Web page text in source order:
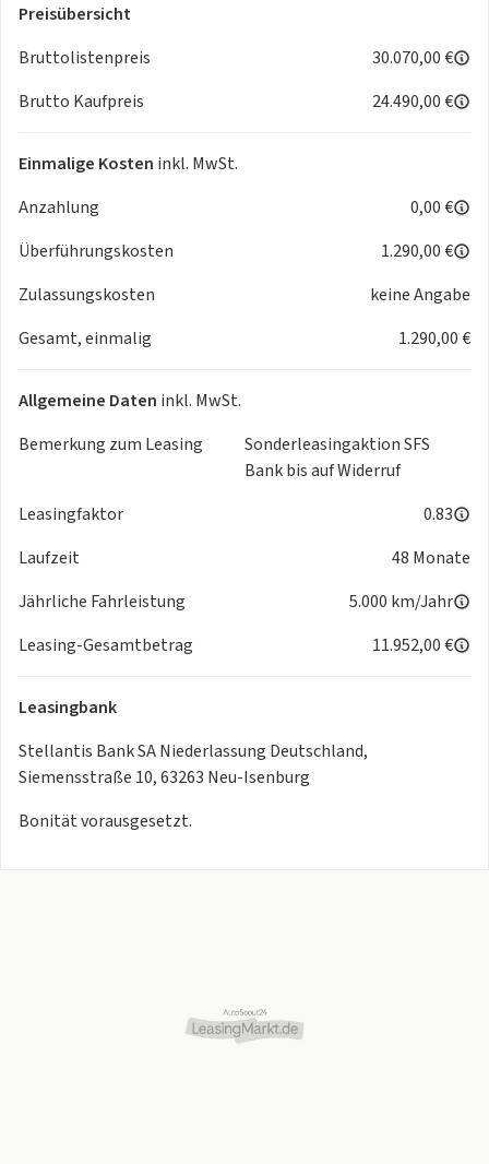
Preisübersicht
Bruttolistenpreis
30.070,00 €
Brutto Kaufpreis
24.490,00 €
Einmalige Kosten inkl. MwSt.
Anzahlung
0,00 €
Überführungskosten
1.290,00 €
Zulassungskosten
keine Angabe
Gesamt, einmalig
1.290,00 €
Allgemeine Daten inkl. MwSt.
Bemerkung zum Leasing
Sonderleasingaktion SFS
Bank bis auf Widerruf
Leasingfaktor
0.83
Laufzeit
48 Monate
Jährliche Fahrleistung
5.000 km/Jahr
Leasing-Gesamtbetrag
11.952,00 €
Leasingbank
Stellantis Bank SA Niederlassung Deutschland,
Siemensstraße 10, 63263 Neu-Isenburg
Bonität vorausgesetzt.